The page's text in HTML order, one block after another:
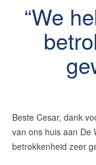
We
Beste Cesar, dank
van ons huis aan De
betrokkenheid zeer